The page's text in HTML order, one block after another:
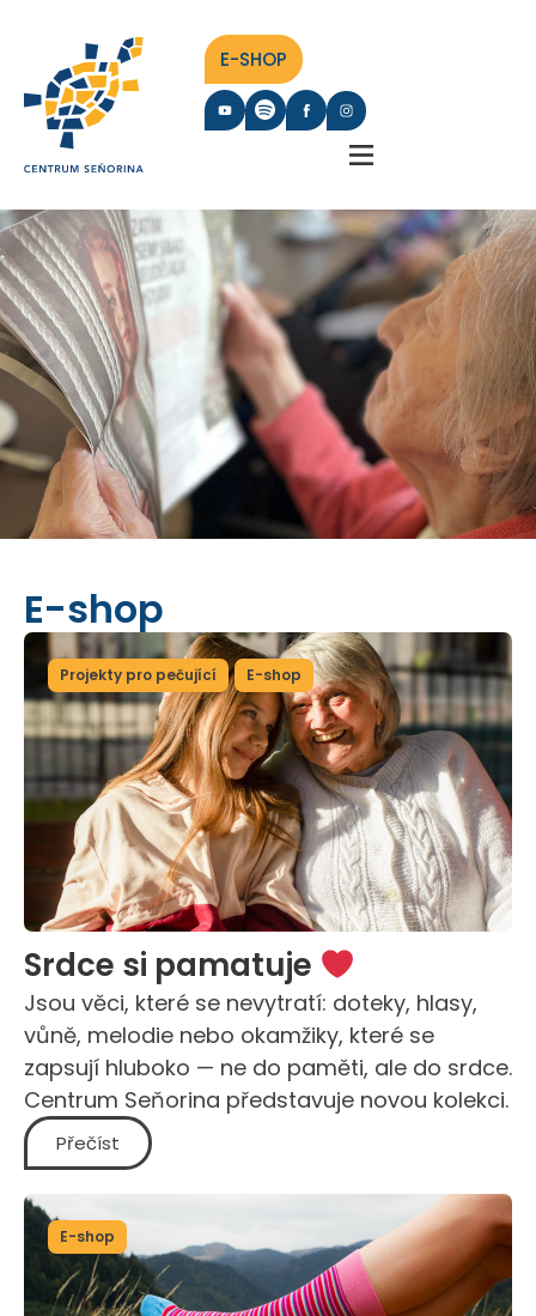
E-SHOP
E-shop
Projekty pro pečující E-shop
Srdce si pamatuje
Jsou věci, které se nevytratí: doteky, hlasy,
vůně, melodie nebo okamžiky, které se
zapsují hluboko — ne do paměti, ale do srdce.
Centrum Seňorina představuje novou kolekci.
Přečíst
E-shop